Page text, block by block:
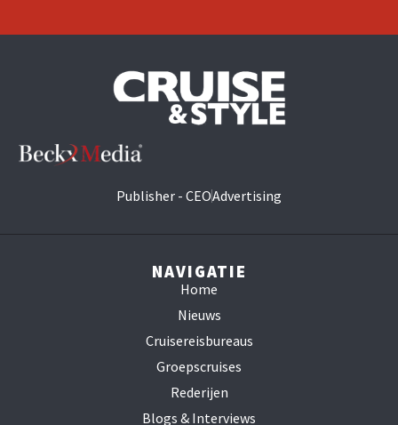
Publisher - CEOAdvertising
NAVIGATIE
Home
Nieuws
Cruisereisbureaus
Groepscruises
Rederijen
Blogs & Interviews